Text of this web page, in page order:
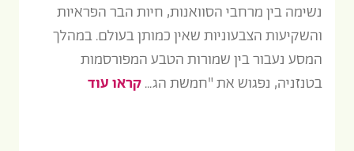
נשימה בין מרחבי הסוואנות, חיות הבר הפראיות
והשקיעות הצבעוניות שאין כמותן בעולם. במהלך
המסע נעבור בין שמורות הטבע המפורסמות
בטנזניה, נפגוש את "חמשת הג...קראו עוד